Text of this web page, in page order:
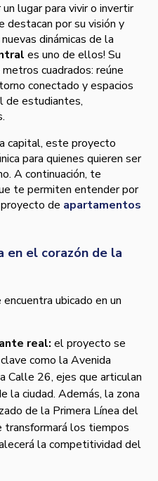
lugar para vivir o invertir
destacan por su visión y
dinámicas de la
es uno de ellos! Su
cuadrados: reúne
conectado y espacios
de estudiantes,
capital, este proyecto
para quienes quieren ser
A continuación, te
te permiten entender por
de apartamentos
en el corazón de la
encuentra ubicado en un
real: el proyecto se
como la Avenida
Calle 26, ejes que articulan
la ciudad. Además, la zona
de la Primera Línea del
transformará los tiempos
la competitividad del